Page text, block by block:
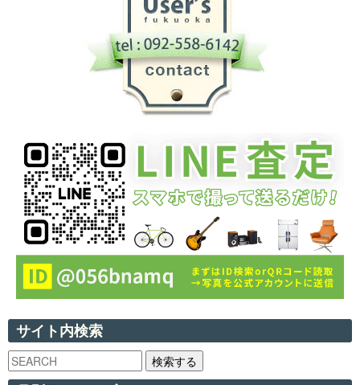
サイト内検索
検索する